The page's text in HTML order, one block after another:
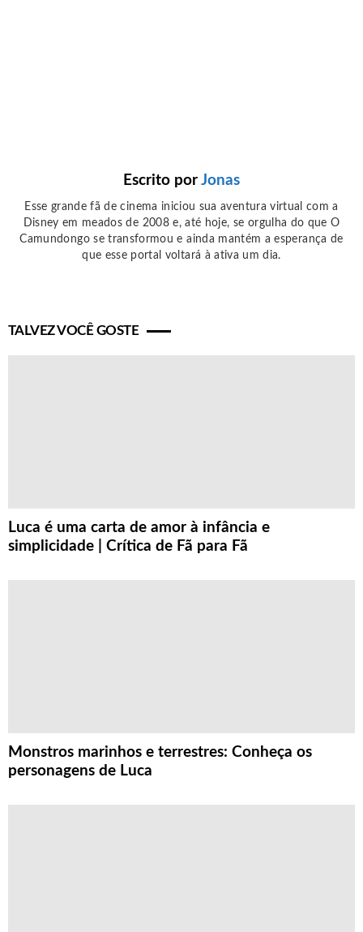
Escrito por Jonas
Esse grande fã de cinema iniciou sua aventura virtual com a
Disney em meados de 2008 e, até hoje, se orgulha do que O
Camundongo se transformou e ainda mantém a esperança de
que esse portal voltará à ativa um dia.
TALVEZ VOCÊ GOSTE
Luca é uma carta de amor à infância e
simplicidade | Crítica de Fã para Fã
Monstros marinhos e terrestres: Conheça os
personagens de Luca